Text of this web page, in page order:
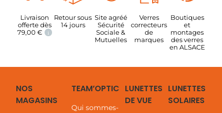
Livraison
offerte dès
79,00€ i
Retour sous
14 jours
Site agréé
Sécurité
Sociale &
Mutuelles
Verres
correcteurs
de
marques
Boutiques
et
montages
des verres
en ALSACE
NOS
MAGASINS
TEAM’OPTIC
Qui sommes-
LUNETTES
DE VUE
LUNETTES
SOLAIRES